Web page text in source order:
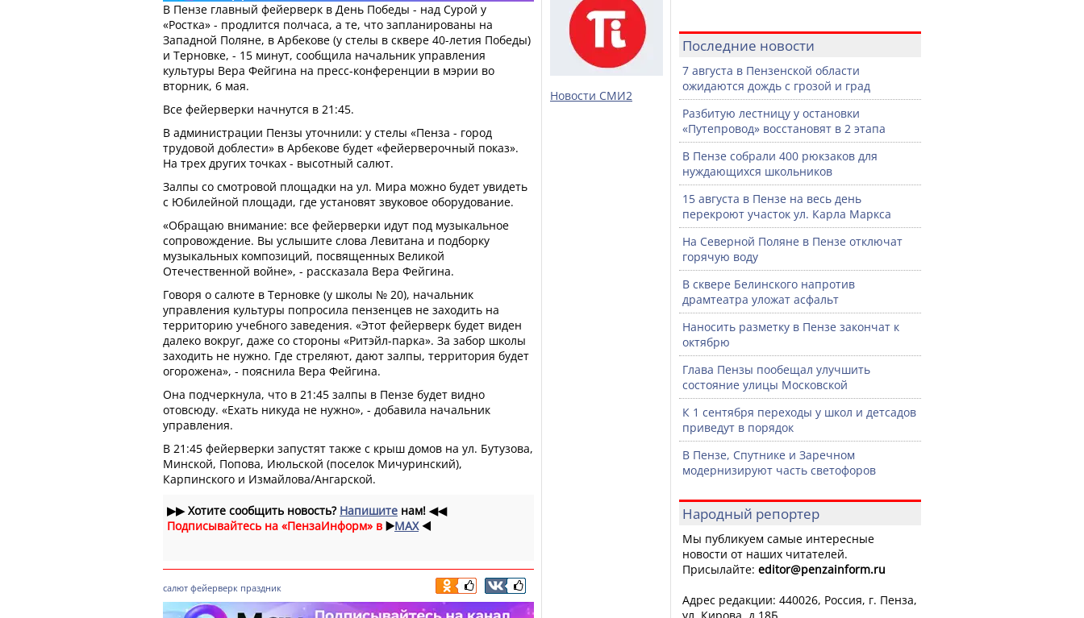
В Пензе главный фейерверк в День Победы - над Сурой у
«Ростка» - продлится полчаса, а те, что запланированы на
Западной Поляне, в Арбекове (у стелы в сквере 40-летия Победы)
и Терновке, - 15 минут, сообщила начальник управления
культуры Вера Фейгина на пресс-конференции в мэрии во
вторник, 6 мая.
Все фейерверки начнутся в 21:45.
В администрации Пензы уточнили: у стелы «Пенза - город
трудовой доблести» в Арбекове будет «фейерверочный показ».
На трех других точках - высотный салют.
Залпы со смотровой площадки на ул. Мира можно будет увидеть
с Юбилейной площади, где установят звуковое оборудование.
«Обращаю внимание: все фейерверки идут под музыкальное
сопровождение. Вы услышите слова Левитана и подборку
музыкальных композиций, посвященных Великой
Отечественной войне», - рассказала Вера Фейгина.
Говоря о салюте в Терновке (у школы № 20), начальник
управления культуры попросила пензенцев не заходить на
территорию учебного заведения. «Этот фейерверк будет виден
далеко вокруг, даже со стороны «Ритэйл-парка». За забор школы
заходить не нужно. Где стреляют, дают залпы, территория будет
огорожена», - пояснила Вера Фейгина.
Она подчеркнула, что в 21:45 залпы в Пензе будет видно
отовсюду. «Ехать никуда не нужно», - добавила начальник
управления.
В 21:45 фейерверки запустят также с крыш домов на ул. Бутузова,
Минской, Попова, Июльской (поселок Мичуринский),
Карпинского и Измайлова/Ангарской.
▶▶Хотите сообщить новость? Напишите нам! ◀◀
Подписывайтесь на «ПензаИнформ» в ▶️MAX ◀️
салют фейерверк праздник
Новости СМИ2
Последние новости
7 августа в Пензенской области
ожидаются дождь с грозой и град
Разбитую лестницу у остановки
«Путепровод» восстановят в 2 этапа
В Пензе собрали 400 рюкзаков для
нуждающихся школьников
15 августа в Пензе на весь день
перекроют участок ул. Карла Маркса
На Северной Поляне в Пензе отключат
горячую воду
В сквере Белинского напротив
драмтеатра уложат асфальт
Наносить разметку в Пензе закончат к
октябрю
Глава Пензы пообещал улучшить
состояние улицы Московской
К 1 сентября переходы у школ и детсадов
приведут в порядок
В Пензе, Спутнике и Заречном
модернизируют часть светофоров
Народный репортер
Мы публикуем самые интересные
новости от наших читателей.
Присылайте: editor@penzainform.ru
Адрес редакции: 440026, Россия, г. Пенза,